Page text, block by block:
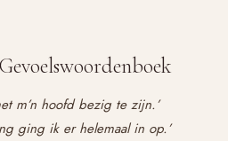
m’n hoofd bezig te zijn.’
ging ik er helemaal in op.’